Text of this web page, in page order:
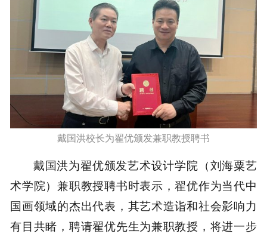
戴国洪校长为翟优颁发兼职教授聘书
戴国洪为翟优颁发艺术设计学院（刘海粟艺
术学院）兼职教授聘书时表示，翟优作为当代中
国画领域的杰出代表，其艺术造诣和社会影响力
有目共睹，聘请翟优先生为兼职教授，将进一步